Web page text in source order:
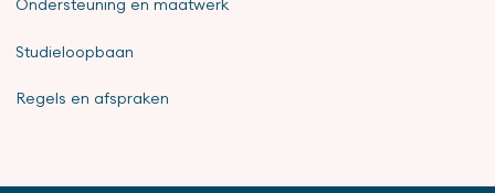
Ondersteuning en maatwerk
Studieloopbaan
Regels en afspraken